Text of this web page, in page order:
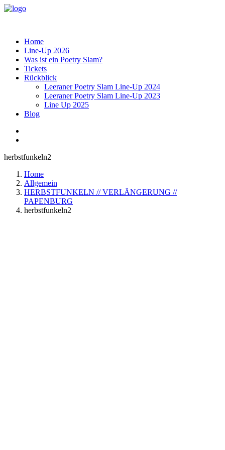
Home
Line-Up 2026
Was ist ein Poetry Slam?
Tickets
Rückblick
Leeraner Poetry Slam Line-Up 2024
Leeraner Poetry Slam Line-Up 2023
Line Up 2025
Blog
herbstfunkeln2
Home
Allgemein
HERBSTFUNKELN // VERLÄNGERUNG //
PAPENBURG
herbstfunkeln2